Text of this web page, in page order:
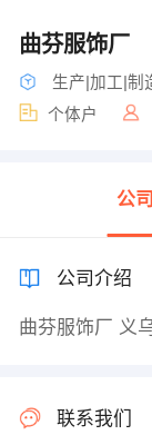
曲芬服饰厂
生产|加工|制
个体户
公
公司介绍
曲芬服饰厂 义
联系我们